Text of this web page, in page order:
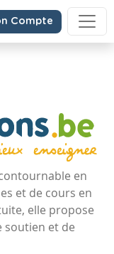
Compte
en
et de cours en
elle propose
soutien et de